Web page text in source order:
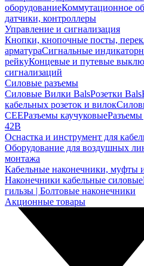
оборудованиеКоммутационное
датчики, контроллеры
Управление и сигнализация
Кнопки, кнопочные посты,
арматураСигнальные
рейкуКонцевые и путевые
сигнализаций
Силовые разъемы
Силовые Вилки BalsРозетки Bals
кабельных розеток и вилок
CEEРазъемы каучуковыеРазъемы
42В
Оснастка и инструмент для
Оборудование для воздушных
монтажа
Кабельные наконечники, муфты
Наконечники кабельные силовые
гильзы | Болтовые наконечники
Акционные товары